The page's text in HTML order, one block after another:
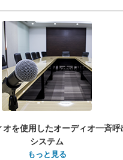
オを使用したオーディオ一斉呼
システム
もっと見る